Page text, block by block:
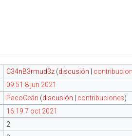
C34nB3rmud3z (discusión
09:51 8 jun 2021
PacoCeán (discusión contribuciones)
16:19 7 oct 2021
2